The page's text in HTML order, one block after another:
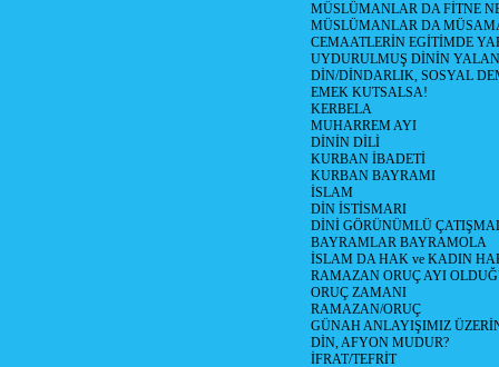
MÜSLÜMANLAR DA FİTNE
MÜSLÜMANLAR DA
CEMAATLERİN EGİTİMDE
UYDURULMUŞ DİNİN
DİN/DİNDARLIK, SOSYAL
EMEK KUTSALSA!
KERBELA
MUHARREM AYI
DİNİN DİLİ
KURBAN İBADETİ
KURBAN BAYRAMI
İSLAM
DİN İSTİSMARI
DİNİ GÖRÜNÜMLÜ
BAYRAMLAR BAYRAMOLA
İSLAM DA HAK ve KADIN
RAMAZAN ORUÇ AYI
ORUÇ ZAMANI
RAMAZAN/ORUÇ
GÜNAH ANLAYIŞIMIZ
DİN, AFYON MUDUR?
İFRAT/TEFRİT